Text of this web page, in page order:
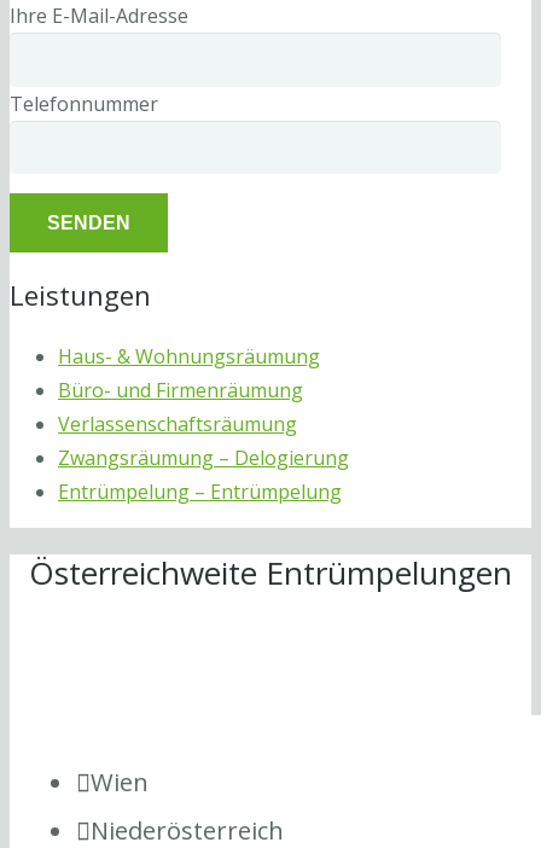
Ihre E-Mail-Adresse
Telefonnummer
Leistungen
Haus- & Wohnungsräumung
Büro- und Firmenräumung
Verlassenschaftsräumung
Zwangsräumung – Delogierung
Entrümpelung – Entrümpelung
Österreichweite Entrümpelungen
Wien
Niederösterreich